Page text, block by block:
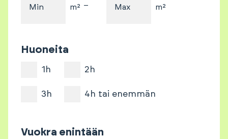
Min m² – Max m²
Huoneita
1h 2h
3h 4h tai enemmän
Vuokra enintään